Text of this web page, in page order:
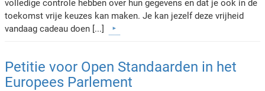
volledige controle hebben over hun gegevens en dat je ook in de
toekomst vrije keuzes kan maken. Je kan jezelf deze vrijheid
vandaag cadeau doen [...]
Petitie voor Open Standaarden in het
Europees Parlement